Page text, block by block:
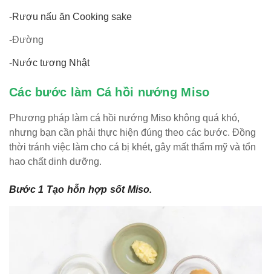
-Rượu nấu ăn Cooking sake
-Đường
-Nước tương Nhật
Các bước làm Cá hồi nướng Miso
Phương pháp làm cá hồi nướng Miso không quá khó,
nhưng bạn cần phải thực hiện đúng theo các bước. Đồng
thời tránh việc làm cho cá bị khét, gây mất thẩm mỹ và tổn
hao chất dinh dưỡng.
Bước 1 Tạo hỗn hợp sốt Miso.